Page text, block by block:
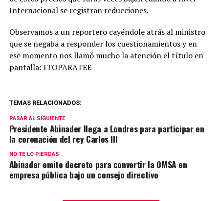
Internacional se registran reducciones.
Observamos a un reportero cayéndole atrás al ministro
que se negaba a responder los cuestionamientos y en
ese momento nos llamó mucho la atención el título en
pantalla: ITOPARATEE
TEMAS RELACIONADOS:
PASAR AL SIGUIENTE
Presidente Abinader llega a Londres para participar en
la coronación del rey Carlos III
NO TE LO PIERDAS
Abinader emite decreto para convertir la OMSA en
empresa pública bajo un consejo directivo